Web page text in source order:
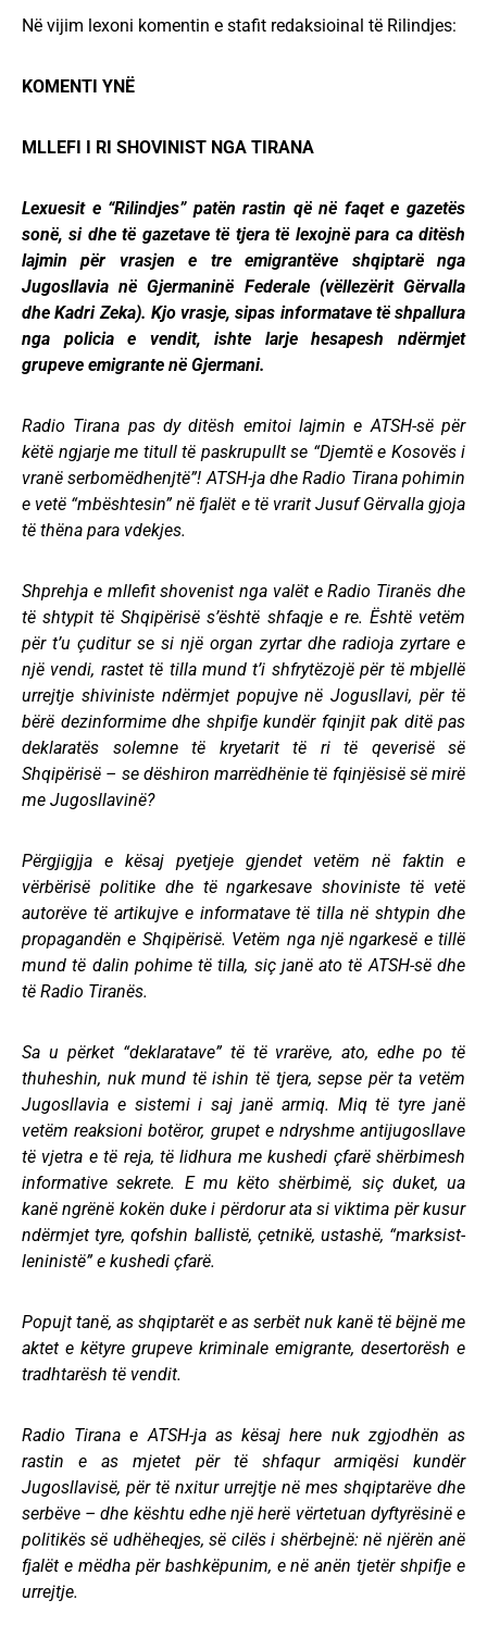
Në vijim lexoni komentin e stafit redaksioinal të Rilindjes:
KOMENTI YNË
MLLEFI I RI SHOVINIST NGA TIRANA
Lexuesit e “Rilindjes” patën rastin që në faqet e gazetës
sonë, si dhe të gazetave të tjera të lexojnë para ca ditësh
lajmin për vrasjen e tre emigrantëve shqiptarë nga
Jugosllavia në Gjermaninë Federale (vëllezërit Gërvalla
dhe Kadri Zeka). Kjo vrasje, sipas informatave të shpallura
nga policia e vendit, ishte larje hesapesh ndërmjet
grupeve emigrante në Gjermani.
Radio Tirana pas dy ditësh emitoi lajmin e ATSH-së për
këtë ngjarje me titull të paskrupullt se “Djemtë e Kosovës i
vranë serbomëdhenjtë”! ATSH-ja dhe Radio Tirana pohimin
e vetë “mbështesin” në fjalët e të vrarit Jusuf Gërvalla gjoja
të thëna para vdekjes.
Shprehja e mllefit shovenist nga valët e Radio Tiranës dhe
të shtypit të Shqipërisë s’është shfaqje e re. Është vetëm
për t’u çuditur se si një organ zyrtar dhe radioja zyrtare e
një vendi, rastet të tilla mund t’i shfrytëzojë për të mbjellë
urrejtje shiviniste ndërmjet popujve në Jogusllavi, për të
bërë dezinformime dhe shpifje kundër fqinjit pak ditë pas
deklaratës solemne të kryetarit të ri të qeverisë së
Shqipërisë – se dëshiron marrëdhënie të fqinjësisë së mirë
me Jugosllavinë?
Përgjigjja e kësaj pyetjeje gjendet vetëm në faktin e
vërbërisë politike dhe të ngarkesave shoviniste të vetë
autorëve të artikujve e informatave të tilla në shtypin dhe
propagandën e Shqipërisë. Vetëm nga një ngarkesë e tillë
mund të dalin pohime të tilla, siç janë ato të ATSH-së dhe
të Radio Tiranës.
Sa u përket “deklaratave” të të vrarëve, ato, edhe po të
thuheshin, nuk mund të ishin të tjera, sepse për ta vetëm
Jugosllavia e sistemi i saj janë armiq. Miq të tyre janë
vetëm reaksioni botëror, grupet e ndryshme antijugosllave
të vjetra e të reja, të lidhura me kushedi çfarë shërbimesh
informative sekrete. E mu këto shërbimë, siç duket, ua
kanë ngrënë kokën duke i përdorur ata si viktima për kusur
ndërmjet tyre, qofshin ballistë, çetnikë, ustashë, “marksist-
leninistë” e kushedi çfarë.
Popujt tanë, as shqiptarët e as serbët nuk kanë të bëjnë me
aktet e këtyre grupeve kriminale emigrante, desertorësh e
tradhtarësh të vendit.
Radio Tirana e ATSH-ja as kësaj here nuk zgjodhën as
rastin e as mjetet për të shfaqur armiqësi kundër
Jugosllavisë, për të nxitur urrejtje në mes shqiptarëve dhe
serbëve – dhe kështu edhe një herë vërtetuan dyftyrësinë e
politikës së udhëheqjes, së cilës i shërbejnë: në njërën anë
fjalët e mëdha për bashkëpunim, e në anën tjetër shpifje e
urrejtje.